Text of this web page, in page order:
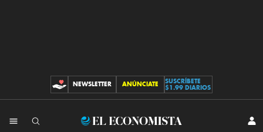
CONTRIBUCIONES
NEWSLETTER ANÚNCIATE
SUSCRÍBETE
$1.99 DIARIOS
El